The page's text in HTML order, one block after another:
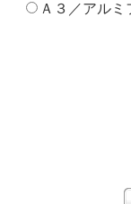
Ａ３／アル